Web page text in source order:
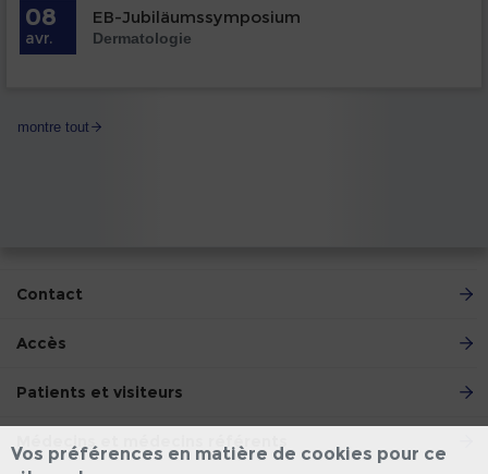
08
avr.
EB-Jubiläumssymposium
Dermatologie
montre tout
Contact
Accès
Patients et visiteurs
Médecins et médecins référents
Vos préférences en matière de cookies pour ce